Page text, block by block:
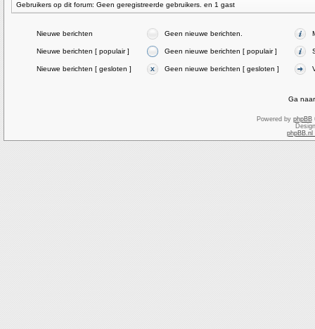
Gebruikers op dit forum: Geen geregistreerde gebruikers. en 1 gast
Nieuwe berichten Geen nieuwe berichten.
Nieuwe berichten [ populair ] Geen nieuwe berichten [ populair ]
Nieuwe berichten [ gesloten ] Geen nieuwe berichten [ gesloten ]
Ga
Powered by phpBB
phpBB.nl